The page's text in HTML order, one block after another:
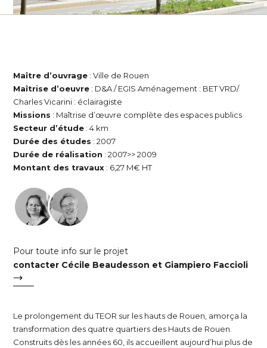
Maître d’ouvrage : Ville de Rouen
Maîtrise d’oeuvre : D&A / EGIS Aménagement : BET VRD/
Charles Vicarini : éclairagiste
Missions : Maîtrise d’œuvre complète des espaces publics
Secteur d’étude : 4 km
Durée des études : 2007
Durée de réalisation : 2007>> 2009
Montant des travaux : 6,27 M€ HT
Pour toute info sur le projet
contacter Cécile Beaudesson et Giampiero Faccioli
Le prolongement du TEOR sur les hauts de Rouen, amorça la
transformation des quatre quartiers des Hauts de Rouen.
Construits dès les années 60, ils accueillent aujourd’hui plus de